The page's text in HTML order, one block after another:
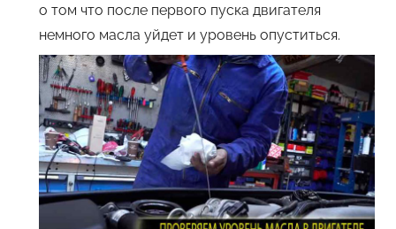
о том что после первого пуска двигателя
немного масла уйдет и уровень опуститься.